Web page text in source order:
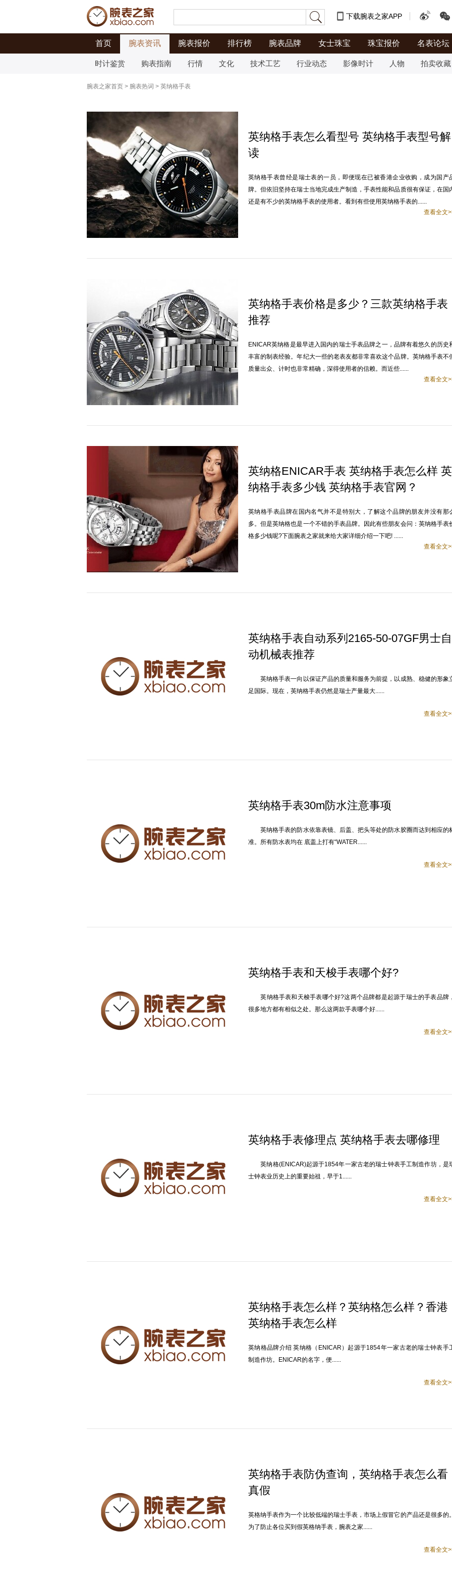
下载腕表之家APP
首页 腕表资讯 腕表报价 排行榜 腕表品牌 女士珠宝 珠宝报价 名表论坛
时计鉴赏 购表指南 行情 文化 技术工艺 行业动态 影像时计 人物 拍卖收藏
腕表之家首页 > 腕表热词 > 英纳格手表
英纳格手表怎么看型号 英纳格手表型号解
读
英纳格手表曾经是瑞士表的一员，即便现在已被香港企业收购，成为国产
牌。但依旧坚持在瑞士当地完成生产制造，手表性能和品质很有保证，在国
还是有不少的英纳格手表的使用者。看到有些使用英纳格手表的......
查看全文
英纳格手表价格是多少？三款英纳格手表
推荐
ENICAR英纳格是最早进入国内的瑞士手表品牌之一，品牌有着悠久的历史
丰富的制表经验。年纪大一些的老表友都非常喜欢这个品牌。英纳格手表不
质量出众、计时也非常精确，深得使用者的信赖。而近些......
查看全文
英纳格ENICAR手表 英纳格手表怎么样 英
纳格手表多少钱 英纳格手表官网？
英纳格手表品牌在国内名气并不是特别大，了解这个品牌的朋友并没有那
多。但是英纳格也是一个不错的手表品牌。因此有些朋友会问：英纳格手表
格多少钱呢?下面腕表之家就来给大家详细介绍一下吧! ......
查看全文
英纳格手表自动系列2165-50-07GF男士自
动机械表推荐
英纳格手表一向以保证产品的质量和服务为前提，以成熟、稳健的形象
足国际。现在，英纳格手表仍然是瑞士产量最大......
查看全文
英纳格手表30m防水注意事项
英纳格手表的防水依靠表镜、后盖、把头等处的防水胶圈而达到相应的
准。所有防水表均在 底盖上打有“WATER......
查看全文
英纳格手表和天梭手表哪个好?
英纳格手表和天梭手表哪个好?这两个品牌都是起源于瑞士的手表品牌，
很多地方都有相似之处。那么这两款手表哪个好......
查看全文
英纳格手表修理点 英纳格手表去哪修理
英纳格(ENICAR)起源于1854年一家古老的瑞士钟表手工制造作坊，是
士钟表业历史上的重要始祖，早于1......
查看全文
英纳格手表怎么样？英纳格怎么样？香港
英纳格手表怎么样
英纳格品牌介绍 英纳格（ENICAR）起源于1854年一家古老的瑞士钟表手
制造作坊。ENICAR的名字，便......
查看全文
英纳格手表防伪查询，英纳格手表怎么看
真假
英格纳手表作为一个比较低端的瑞士手表，市场上假冒它的产品还是很多的。
为了防止各位买到假英格纳手表，腕表之家......
查看全文